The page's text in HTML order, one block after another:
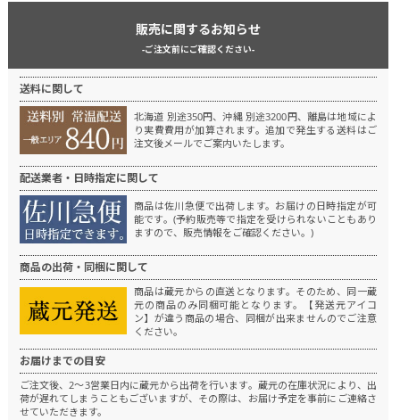
販売に関するお知らせ
-ご注文前にご確認ください-
送料に関して
北海道 別途350円、沖縄 別途3200円、離島は地域によ
り実費費用が加算されます。 追加で発生する送料はご
注文後メールでご案内いたします。
配送業者・日時指定に関して
商品は佐川急便で出荷します。 お届けの日時指定が可
能です。(予約販売等で指定を受けられないこともあり
ますので、販売情報をご確認ください。)
商品の出荷・同梱に関して
商品は蔵元からの直送となります。 そのため、同一蔵
元の商品のみ同梱可能となります。
【発送元アイコ
ン】が違う商品の場合、同梱が出来ませんのでご注意
ください。
お届けまでの目安
ご注文後、2～3営業日内に蔵元から出荷を行います。 蔵元の在庫状況により、出
荷が遅れてしまうこともございますが、その際は、お届け予定を事前にご連絡さ
せていただきます。